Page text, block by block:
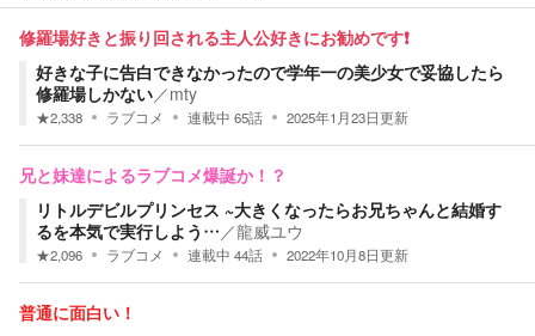
修羅場好きと振り回される主人公好きにお勧めです❗️
好きな子に告白できなかったので学年一の美少女で妥協したら
修羅場しかない／mty
★2,338 ラブコメ 連載中 65話 2025年1月23日更新
兄と妹達によるラブコメ爆誕か！？
リトルデビルプリンセス ~大きくなったらお兄ちゃんと結婚す
るを本気で実行しよう… ／龍威ユウ
★2,096 ラブコメ 連載中 44話 2022年10月8日更新
普通に面白い！